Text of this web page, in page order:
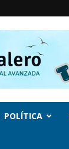
POLÍTICA